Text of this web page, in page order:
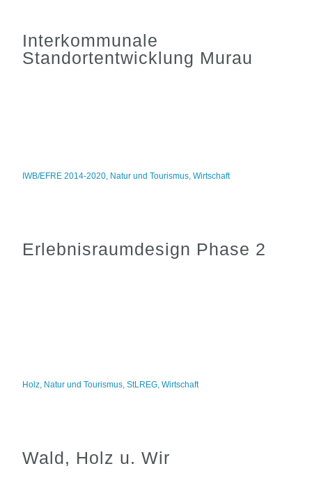
Interkommunale
Standortentwicklung Murau
IWB/EFRE 2014-2020, Natur und Tourismus,Wirtschaft
Erlebnisraumdesign Phase 2
Holz, Natur und Tourismus,StLREG,Wirtschaft
Wald, Holz u. Wir